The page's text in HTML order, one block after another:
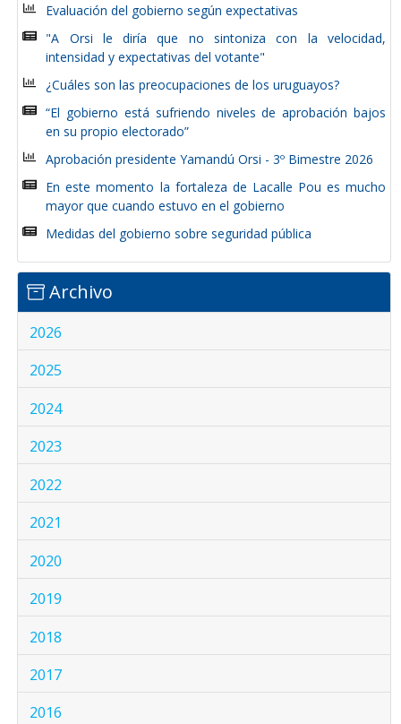
Evaluación del gobierno según expectativas
"A Orsi le diría que no sintoniza con la velocidad,
intensidad y expectativas del votante"
¿Cuáles son las preocupaciones de los uruguayos?
“El gobierno está sufriendo niveles de aprobación bajos
en su propio electorado”
Aprobación presidente Yamandú Orsi - 3º Bimestre 2026
En este momento la fortaleza de Lacalle Pou es mucho
mayor que cuando estuvo en el gobierno
Medidas del gobierno sobre seguridad pública
Archivo
2026
2025
2024
2023
2022
2021
2020
2019
2018
2017
2016